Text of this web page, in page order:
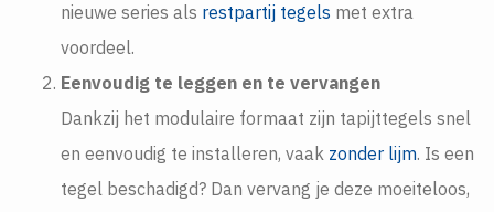
nieuwe series als restpartij tegels met extra
voordeel.
Eenvoudig te leggen en te vervangen
Dankzij het modulaire formaat zijn tapijttegels snel
en eenvoudig te installeren, vaak zonder lijm. Is een
tegel beschadigd? Dan vervang je deze moeiteloos,